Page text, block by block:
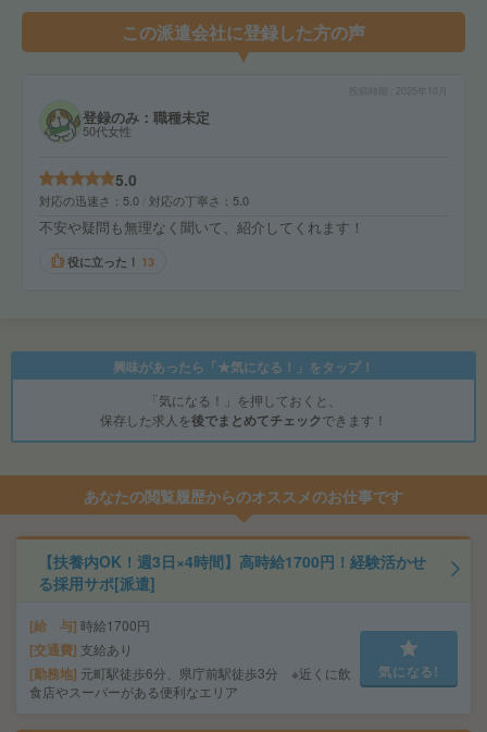
この派遣会社に登録した方の声
2025年10月
登録のみ：職種未定
50代女性
5.0
対応の迅速さ 5.0 対応の丁寧さ 5.0
不安や疑問も無理なく聞いて、紹介してくれます！
役に立った！ 13
興味があったら「★気になる！」をタップ！
「気になる！」を押しておくと、
保存した求人を後でまとめてチェックできます！
あなたの閲覧履歴からのオススメのお仕事です
【扶養内OK！週3日×4時間】高時給1700円！経験活かせ
る採用サポ[派遣]
給 与 時給1700円
交通費 支給あり
勤務地 元町駅徒歩6分、県庁前駅徒歩3分 ※近くに飲
食店やスーパーがある便利なエリア
気になる!